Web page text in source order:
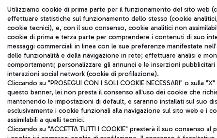
Utilizziamo cookie di prima parte per il funzionamento del sito web
effettuare statistiche sul funzionamento dello stesso (cookie
cookie tecnici), e, con il suo consenso, cookie analitici non
cookie di prima e terza parte per comprendere i contenuti di suo
messaggi commerciali in linea con le sue preferenze manifestate
delle funzionalità e della navigazione in rete; effettuare analisi e
comportamenti; personalizzare gli annunci e le inserzioni
interazioni social network (cookie di profilazione).
Cliccando su "PROSEGUI CON I SOLI COOKIE NECESSARI" o sulla
questo banner, lei non presta il consenso all'uso dei cookie che
mantenendo le impostazioni di default, e saranno installati sul suo
esclusivamente i cookie funzionali alla navigazione sul sito web e i
assimilabili a quelli tecnici.
Cliccando su "ACCETTA TUTTI I COOKIE" presterà il suo consenso